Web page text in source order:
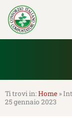
contenuto
Home »
25 gennaio 2023